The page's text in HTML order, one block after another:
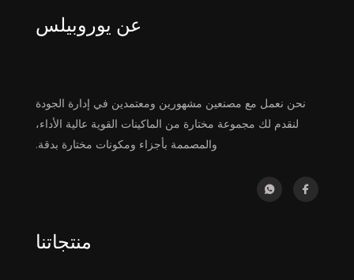
عن يوروبيلس
نحن نعمل مع مصنعين مشهورين ومعتمدين في إدارة الجودة
لنقدم لك مجموعة مختارة من الماكينات القوية عالية الأداء،
والمصممة بأجزاء ومكونات مختارة بدقة.
منتجاتنا